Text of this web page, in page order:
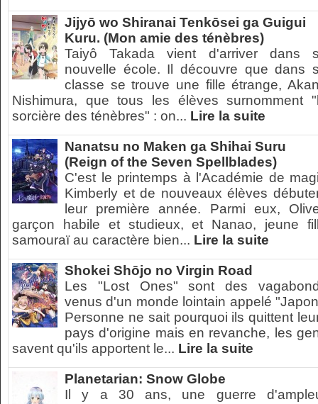
Jijyō wo Shiranai Tenkōsei ga Guigui
Kuru. (Mon amie des ténèbres)
Taiyô Takada vient d'arriver dans
nouvelle école. Il découvre que dans
classe se trouve une fille étrange,
Nishimura, que tous les élèves surnomment
sorcière des ténèbres" : on... Lire la suite
Nanatsu no Maken ga Shihai Suru
(Reign of the Seven Spellblades)
C'est le printemps à l'Académie de
Kimberly et de nouveaux élèves
leur première année. Parmi eux,
garçon habile et studieux, et Nanao, jeune
samouraï au caractère bien... Lire la suite
Shokei Shōjo no Virgin Road
Les "Lost Ones" sont des
venus d'un monde lointain appelé
Personne ne sait pourquoi ils quittent
pays d'origine mais en revanche, les
savent qu'ils apportent le... Lire la suite
Planetarian: Snow Globe
Il y a 30 ans, une guerre